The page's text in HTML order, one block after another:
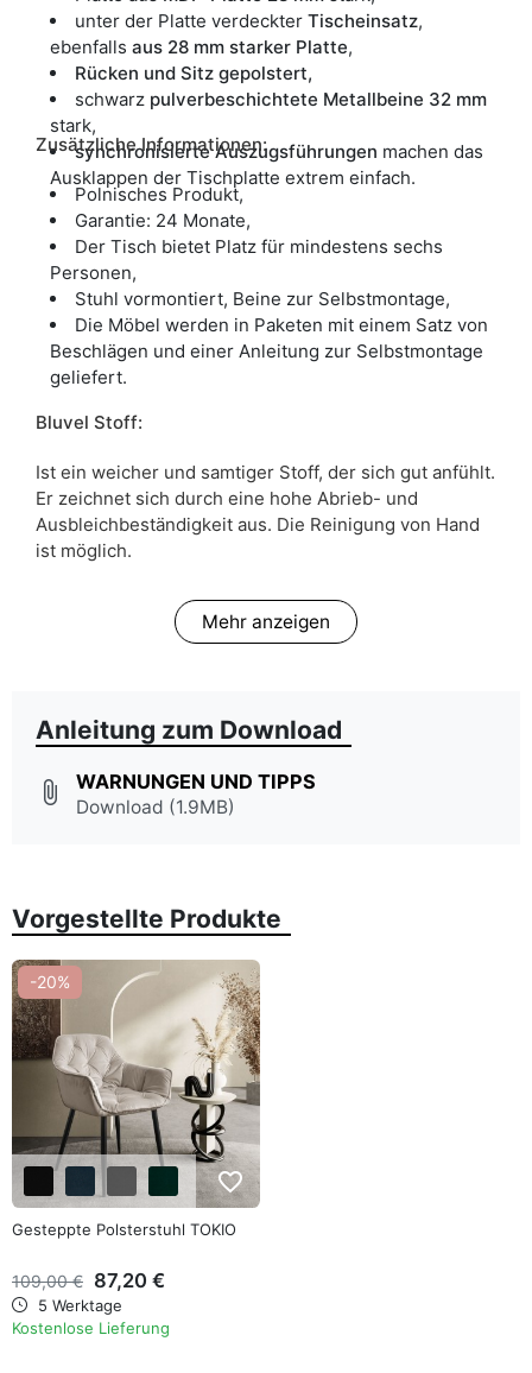
unter der Platte verdeckter Tischeinsatz,
ebenfalls aus 28 mm starker Platte,
Rücken und Sitz gepolstert,
schwarz pulverbeschichtete Metallbeine 32 mm
stark,
synchronisierte Auszugsführungen machen das
Ausklappen der Tischplatte extrem einfach.
Zusätzliche Informationen:
Polnisches Produkt,
Garantie: 24 Monate,
Der Tisch bietet Platz für mindestens sechs
Personen,
Stuhl vormontiert, Beine zur Selbstmontage,
Die Möbel werden in Paketen mit einem Satz von
Beschlägen und einer Anleitung zur Selbstmontage
geliefert.
Bluvel Stoff:
Ist ein weicher und samtiger Stoff, der sich gut anfühlt.
Er zeichnet sich durch eine hohe Abrieb- und
Ausbleichbeständigkeit aus. Die Reinigung von Hand
ist möglich.
Mehr anzeigen
Anleitung zum Download
attach_file WARNUNGEN UND TIPPS
Download (1.9MB)
Vorgestellte Produkte
-20%
favorite_border
Gesteppte Polsterstuhl TOKIO
109,00 € 87,20 €
5 Werktage
Kostenlose Lieferung